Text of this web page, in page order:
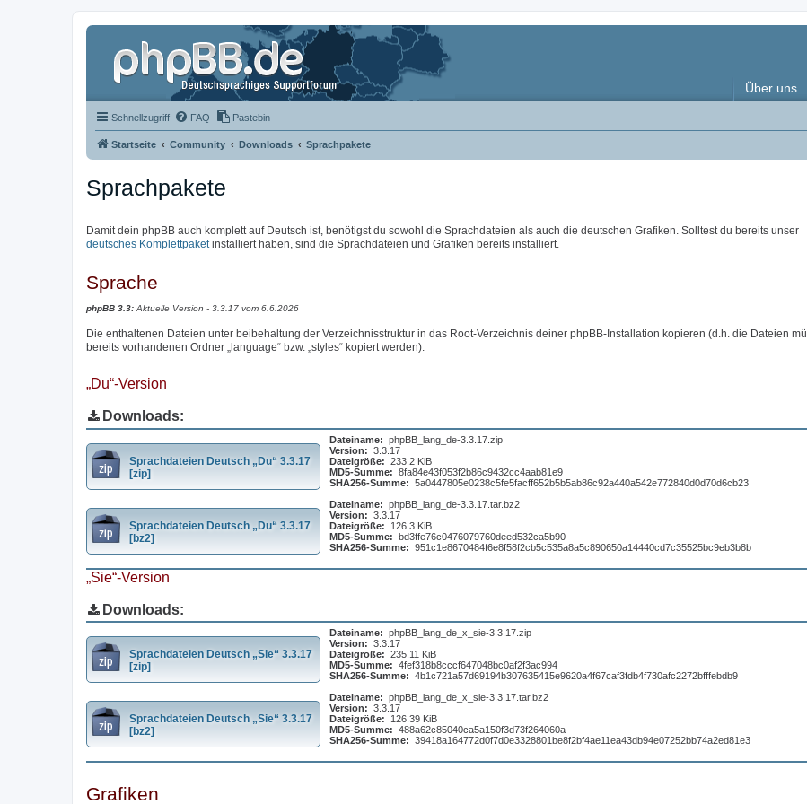
Über uns
Schnellzugriff FAQ Pastebin
Startseite Community Downloads Sprachpakete
Sprachpakete
Damit dein phpBB auch komplett auf Deutsch ist, benötigst du sowohl die Sprachdateien als auch die deutschen Grafiken. Solltest du bereits unser
deutsches Komplettpaketinstalliert haben, sind die Sprachdateien und Grafiken bereits installiert.
Sprache
phpBB 3.3:Aktuelle Version - 3.3.17 vom 6.6.2026
Die enthaltenen Dateien unter beibehaltung der Verzeichnisstruktur in das Root-Verzeichnis deiner phpBB-Installation kopieren (d.h. die Dateien
bereits vorhandenen Ordner „language“ bzw. „styles“ kopiert werden).
„Du“-Version
Downloads:
Sprachdateien Deutsch „Du“ 3.3.17
[zip]
Dateiname: phpBB_lang_de-3.3.17.zip
Version: 3.3.17
Dateigröße: 233.2 KiB
MD5-Summe: 8fa84e43f053f2b86c9432cc4aab81e9
SHA256-Summe: 5a0447805e0238c5fe5facff652b5b5ab86c92a440a542e772840d0d70d6cb23
Sprachdateien Deutsch „Du“ 3.3.17
[bz2]
Dateiname: phpBB_lang_de-3.3.17.tar.bz2
Version: 3.3.17
Dateigröße:
126.3 KiB
MD5-Summe: bd3ffe76c0476079760deed532ca5b90
SHA256-Summe: 951c1e8670484f6e8f58f2cb5c535a8a5c890650a14440cd7c35525bc9eb3b8b
„Sie“-Version
Downloads:
Sprachdateien Deutsch „Sie“ 3.3.17
[zip]
Dateiname: phpBB_lang_de_x_sie-3.3.17.zip
Version: 3.3.17
Dateigröße: 235.11 KiB
MD5-Summe: 4fef318b8cccf647048bc0af2f3ac994
SHA256-Summe: 4b1c721a57d69194b307635415e9620a4f67caf3fdb4f730afc2272bfffebdb9
Sprachdateien Deutsch „Sie“ 3.3.17
[bz2]
Dateiname: phpBB_lang_de_x_sie-3.3.17.tar.bz2
Version: 3.3.17
Dateigröße:
126.39 KiB
MD5-Summe: 488a62c85040ca5a150f3d73f264060a
SHA256-Summe: 39418a164772d0f7d0e3328801be8f2bf4ae11ea43db94e07252bb74a2ed81e3
Grafiken